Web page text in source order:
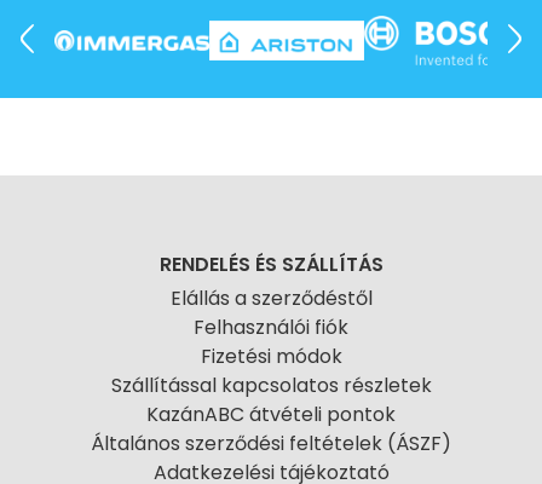
RENDELÉS ÉS SZÁLLÍTÁS
Elállás a szerződéstől
Felhasználói fiók
Fizetési módok
Szállítással kapcsolatos részletek
KazánABC átvételi pontok
Általános szerződési feltételek (ÁSZF)
Adatkezelési tájékoztató